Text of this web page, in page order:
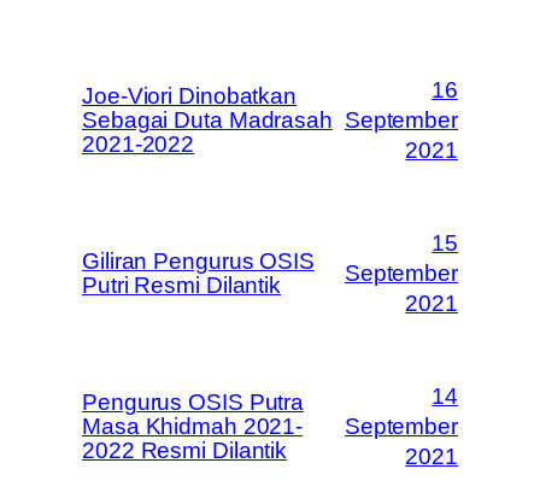
Joe-Viori Dinobatkan
Sebagai Duta Madrasah
2021-2022
16
September
2021
Giliran Pengurus OSIS
Putri Resmi Dilantik
15
September
2021
Pengurus OSIS Putra
Masa Khidmah 2021-
2022 Resmi Dilantik
14
September
2021